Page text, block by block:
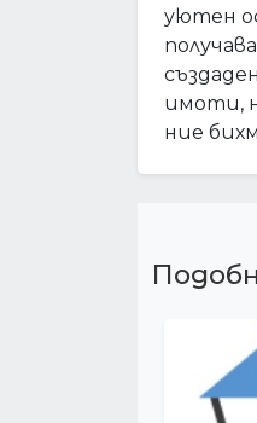
уютен
имоти,
ние